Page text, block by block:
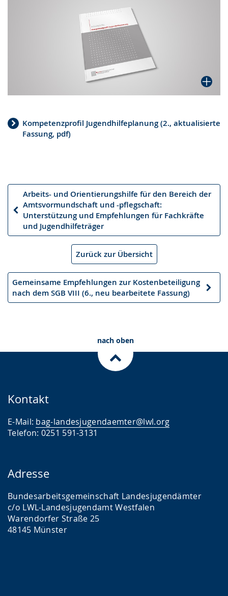
Kompetenzprofil Jugendhilfeplanung (2., aktualisierte
Fassung, pdf)
Vorheriger
Artikel
Arbeits- und Orientierungshilfe für den Bereich der
Amtsvormundschaft und -pflegschaft:
Unterstützung und Empfehlungen für Fachkräfte
und Jugendhilfeträger
Zurück zur Übersicht
Gemeinsame Empfehlungen zur Kostenbeteiligung
nach dem SGB VIII (6., neu bearbeitete Fassung)
Nächster
Artikel
nach oben
Kontakt
E-Mail: bag-landesjugendaemter@lwl.org
Telefon: 0251 591-3131
Adresse
Bundesarbeitsgemeinschaft Landesjugendämter
c/o LWL-Landesjugendamt Westfalen
Warendorfer Straße 25
48145 Münster